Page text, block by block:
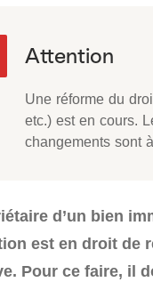
Une réforme du
etc.) est en cours.
changements sont
d’un bien
est en droit de
Pour ce faire, il